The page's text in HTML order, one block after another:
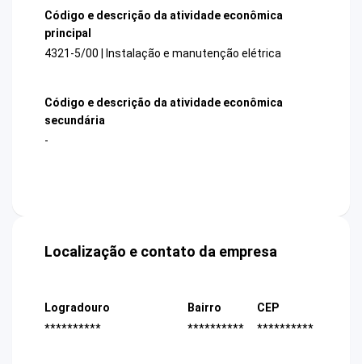
Código e descrição da atividade econômica
principal
4321-5/00 | Instalação e manutenção elétrica
Código e descrição da atividade econômica
secundária
-
Localização e contato da empresa
Logradouro
**********
Bairro
**********
CEP
**********